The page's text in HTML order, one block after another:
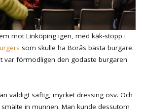
mot Linköping igen, med käk-stopp i
som skulle ha Borås bästa burgare.
var förmodligen den godaste burgaren
väldigt saftig, mycket dressing osv. Och
in munnen. Man kunde dessutom